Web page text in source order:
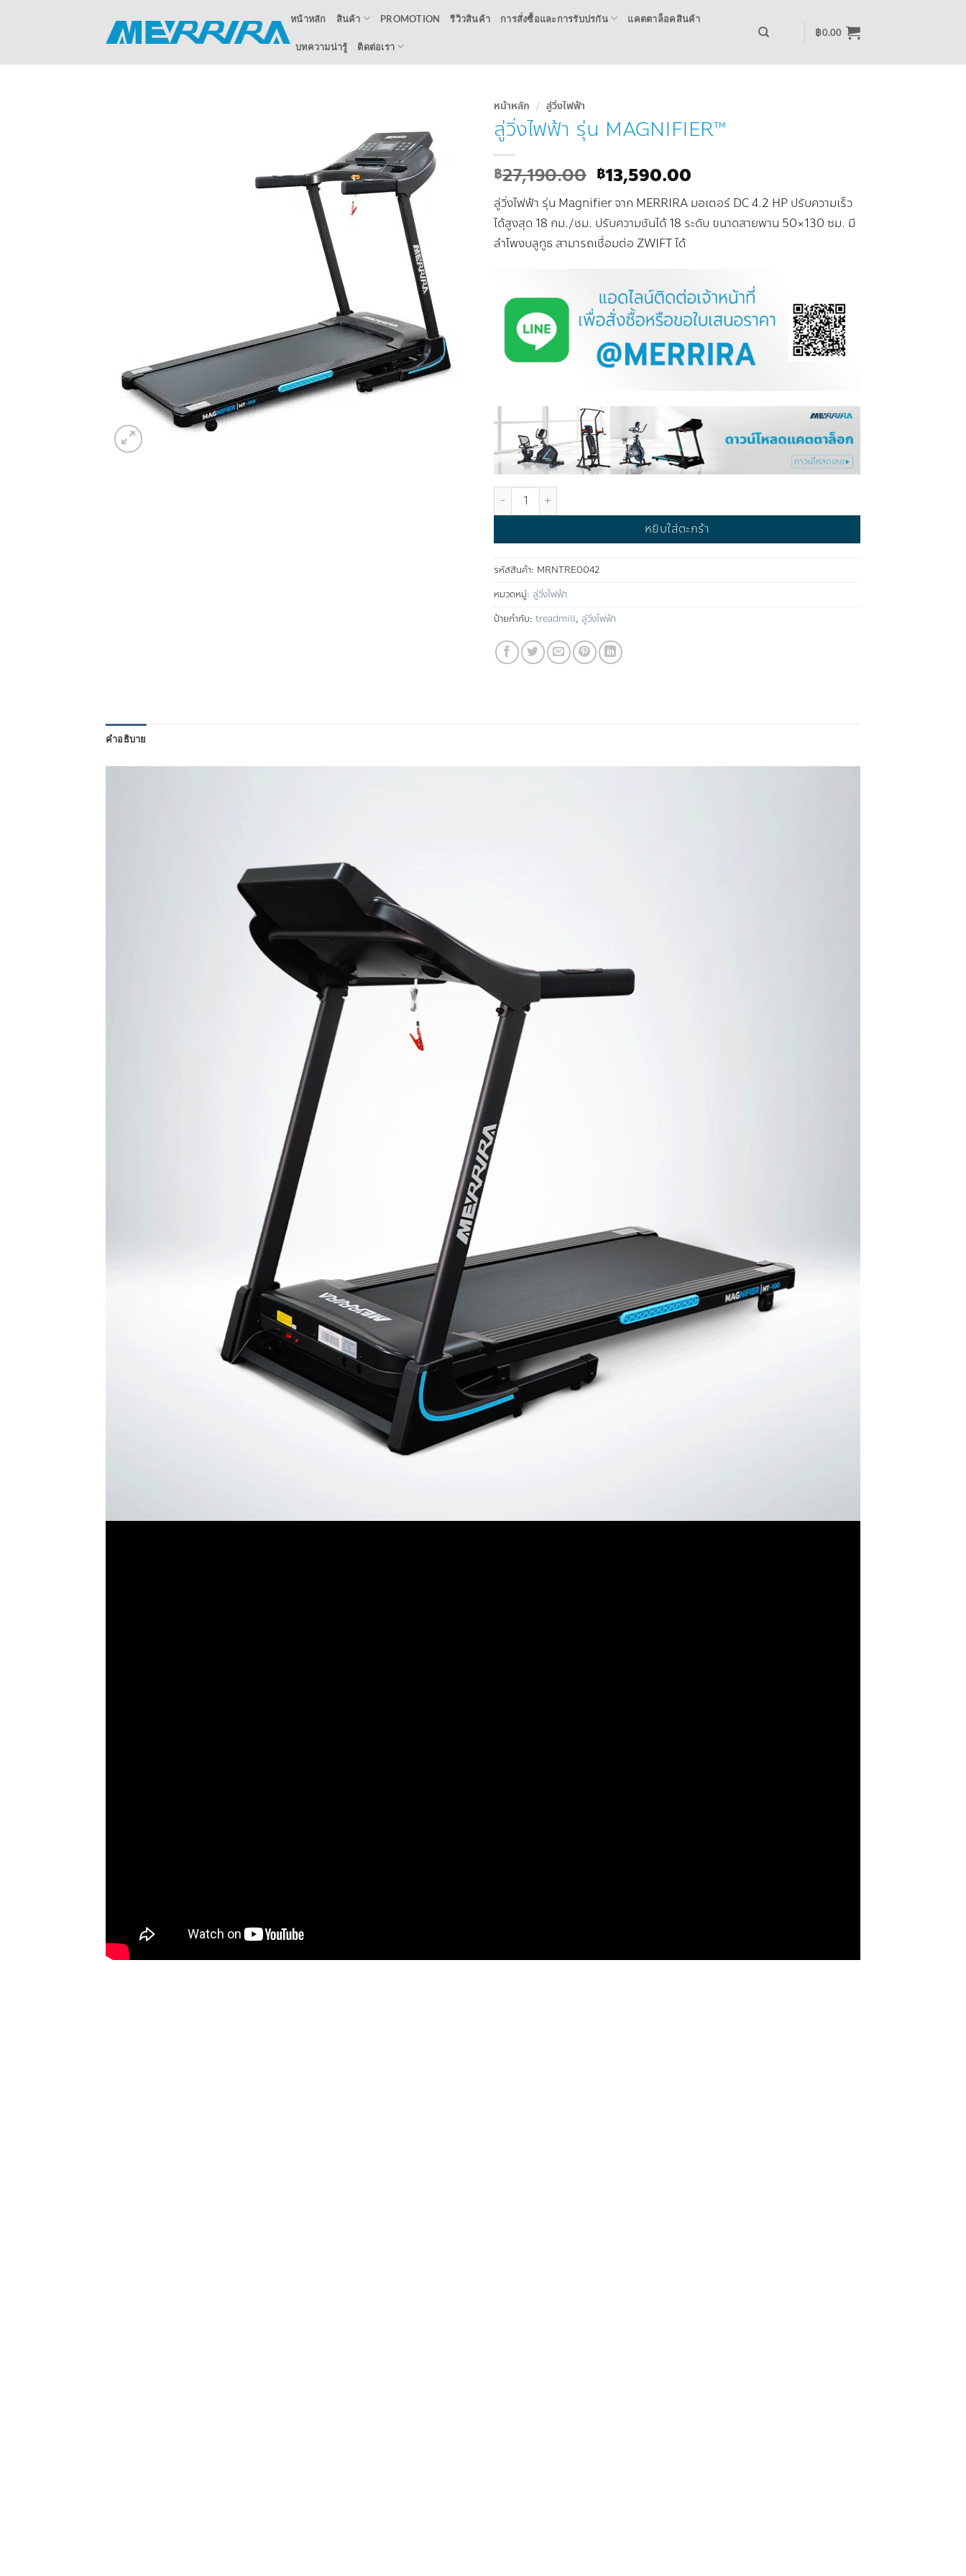
เนื้อหา
หน้าหลัก สินค้า PROMOTION รีวิวสินค้า การสั่งซื้อและการรับปรกัน แคตตาล็อคสินค้า
บทความน่ารู้ ติดต่อเรา
฿0.00
Add to
Wishlist
หน้าหลัก / ลู่วิ่งไฟฟ้า
ลู่วิ่งไฟฟ้า รุ่น MAGNIFIER™
฿27,190.00 Original
price
was:
฿27,190.00.
฿13,590.00
price
is:
฿13,590.00.
ลู่วิ่งไฟฟ้า รุ่น Magnifier จาก MERRIRA มอเตอร์ DC 4.2 HP ปรับความเร็ว
ได้สูงสุด 18 กม./ชม. ปรับความชันได้ 18 ระดับ ขนาดสายพาน 50×130 ซม. มี
ลำโพงบลูทูธ สามารถเชื่อมต่อ ZWIFT ได้
จำนวน ลู่วิ่งไฟฟ้า รุ่น MAGNIFIER™ ชิ้น
หยิบใส่ตะกร้า
รหัสสินค้า: MRNTRE0042
หมวดหมู่: ลู่วิ่งไฟฟ้า
ป้ายกำกับ: treadmill, ลู่วิ่งไฟฟ้า
คำอธิบาย